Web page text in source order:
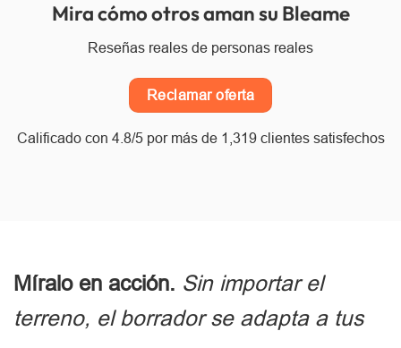
Mira cómo otros aman su Bleame
Reseñas reales de personas reales
Reclamar oferta
Calificado con 4.8/5 por más de 1,319 clientes satisfechos
Míralo en acción. Sin importar el
terreno, el borrador se adapta a tus